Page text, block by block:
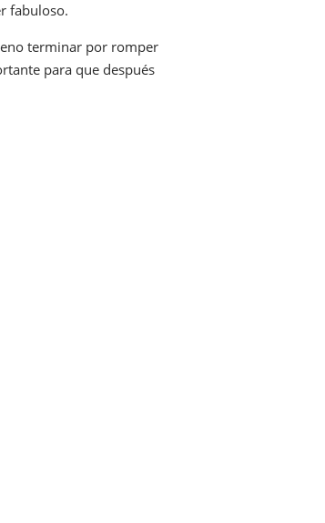
fabuloso.
terminar por romper
para que después